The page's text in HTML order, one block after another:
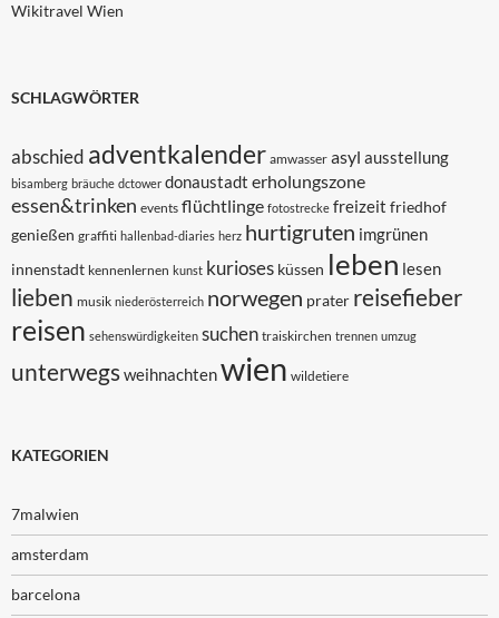
Wikitravel Wien
SCHLAGWÖRTER
abschied adventkalender amwasser asyl ausstellung
bisamberg bräuche dctower donaustadt erholungszone
essen&trinken events flüchtlinge fotostrecke freizeit friedhof
genießen graffiti hallenbad-diaries herz hurtigruten imgrünen
innenstadt kennenlernen kunst kurioses küssen leben lesen
lieben musik niederösterreich norwegen prater reisefieber
reisen sehenswürdigkeiten suchen traiskirchen trennen umzug
unterwegsweihnachtenwien wildetiere
KATEGORIEN
7malwien
amsterdam
barcelona